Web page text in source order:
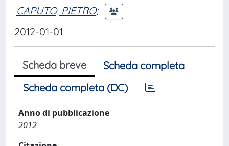
CAPUTO, PIETRO;
2012-01-01
Scheda breve
Scheda completa
Scheda completa (DC)
Anno di pubblicazione
2012